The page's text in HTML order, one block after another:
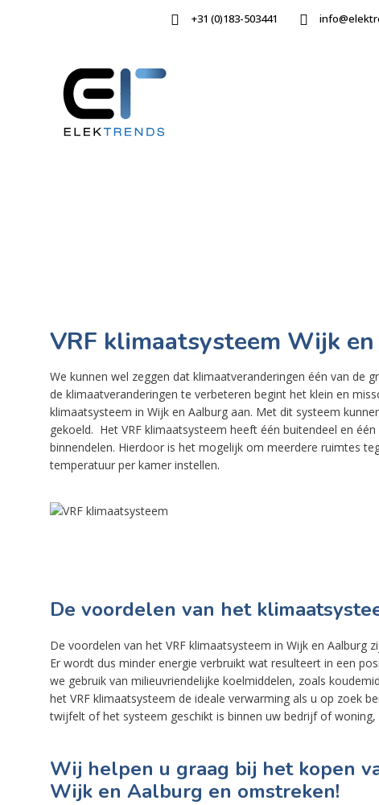
+31 (0)183-503441
VRF klimaatsysteem Wijk
We kunnen wel zeggen dat klimaatveranderingen één van
de klimaatveranderingen te verbeteren begint het klein en
klimaatsysteem in Wijk en Aalburg aan. Met dit systeem
gekoeld. Het VRF klimaatsysteem heeft één buitendeel en
binnendelen. Hierdoor is het mogelijk om meerdere ruimtes
temperatuur per kamer instellen.
De voordelen van het
De voordelen van het VRF klimaatsysteem in Wijk en
Er wordt dus minder energie verbruikt wat resulteert in een
we gebruik van milieuvriendelijke koelmiddelen, zoals
het VRF klimaatsysteem de ideale verwarming als u op zoek
twijfelt of het systeem geschikt is binnen uw bedrijf of
Wij helpen u graag bij het kopen
Wijk en Aalburg en omstreken!